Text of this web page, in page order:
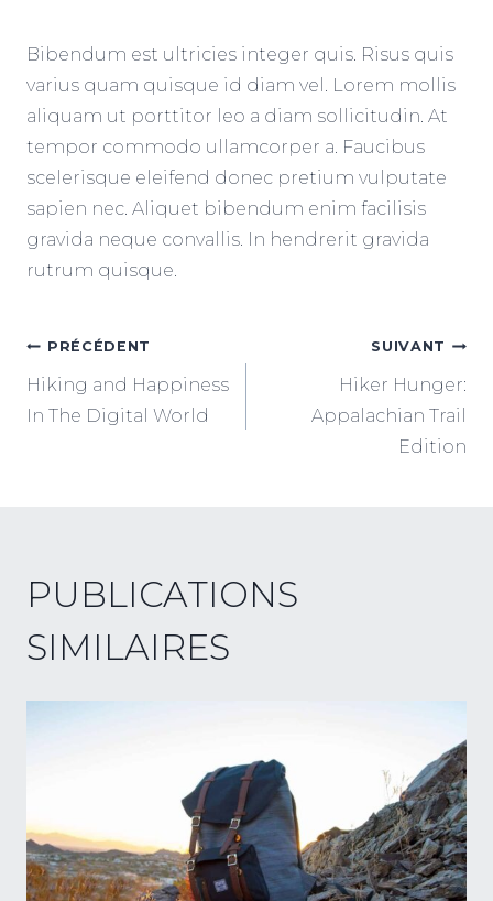
Bibendum est ultricies integer quis. Risus quis
varius quam quisque id diam vel. Lorem mollis
aliquam ut porttitor leo a diam sollicitudin. At
tempor commodo ullamcorper a. Faucibus
scelerisque eleifend donec pretium vulputate
sapien nec. Aliquet bibendum enim facilisis
gravida neque convallis. In hendrerit gravida
rutrum quisque.
NAVIGATION
DE
PRÉCÉDENT
Hiking and Happiness
In The Digital World
SUIVANT
Hiker Hunger:
Appalachian Trail
Edition
PUBLICATIONS
SIMILAIRES